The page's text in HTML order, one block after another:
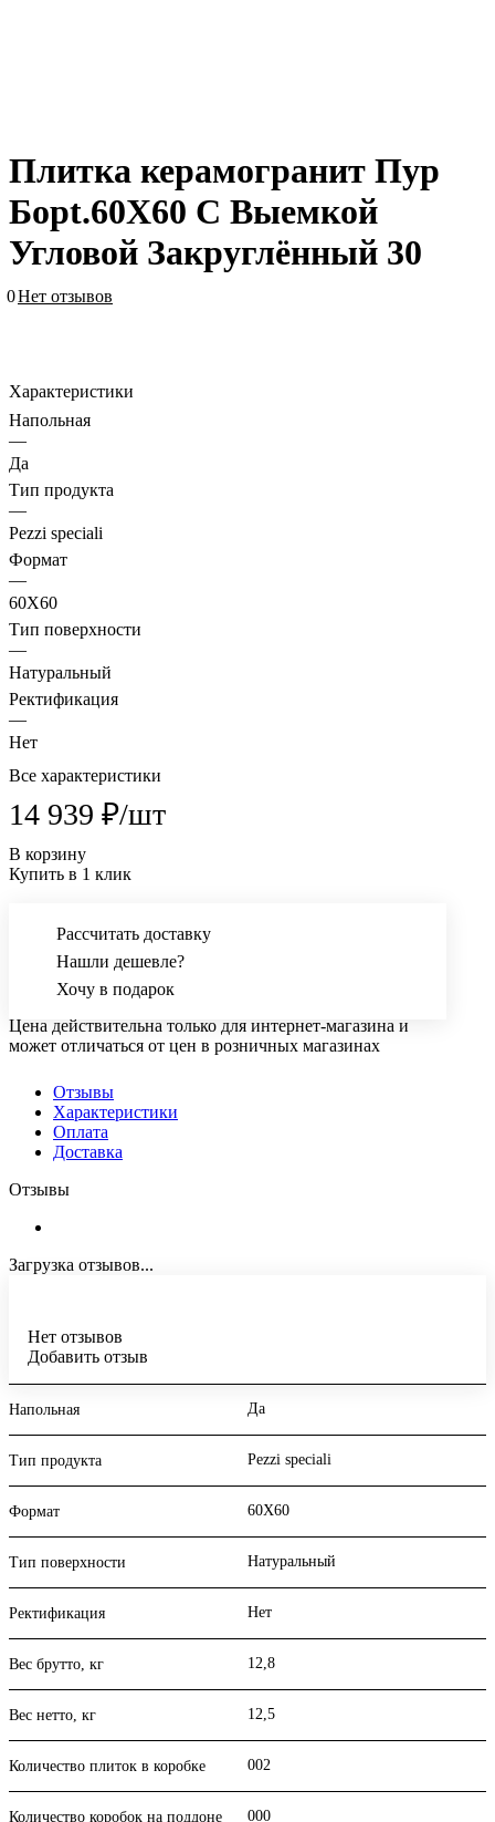
Плитка керамогранит Пур
Борt.60X60 С Выемкой
Угловой Закруглённый 30
0Нет отзывов
Характеристики
Напольная
—
Да
Тип продукта
—
Pezzi speciali
Формат
—
60X60
Тип поверхности
—
Натуральный
Ректификация
—
Нет
Все характеристики
14 939 ₽/шт
В корзину
Купить в 1 клик
Рассчитать доставку
Нашли дешевле?
Хочу в подарок
Цена действительна только для интернет-магазина и
может отличаться от цен в розничных магазинах
Отзывы
Характеристики
Оплата
Доставка
Отзывы
Загрузка отзывов...
Нет отзывов
Добавить отзыв
Напольная Да
Тип продукта Pezzi speciali
Формат 60X60
Тип поверхности Натуральный
Ректификация Нет
Вес брутто, кг 12,8
Вес нетто, кг 12,5
Количество плиток в коробке 002
Количество коробок на поддоне 000